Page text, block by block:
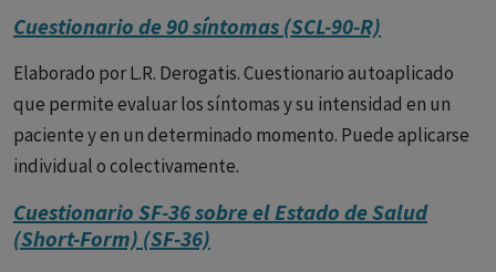
Cuestionario de 90 síntomas (SCL-90-R)
Elaborado por L.R. Derogatis. Cuestionario autoaplicado
que permite evaluar los síntomas y su intensidad en un
paciente y en un determinado momento. Puede aplicarse
individual o colectivamente.
Cuestionario SF-36 sobre el Estado de Salud
(Short-Form) (SF-36)